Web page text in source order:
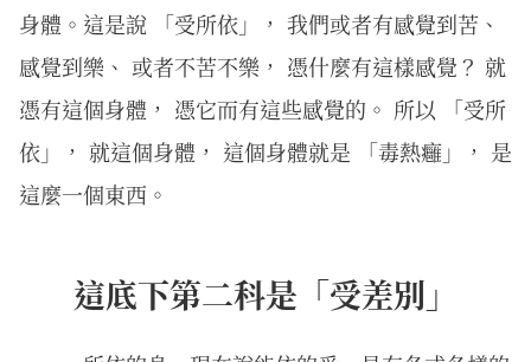
身體。這是說 「受所依」， 我們或者有感覺到苦、
感覺到樂、 或者不苦不樂， 憑什麼有這樣感覺？ 就
憑有這個身體， 憑它而有這些感覺的。 所以 「受所
依」， 就這個身體， 這個身體就是 「毒熱癰」， 是
這麼一個東西。
這底下第二科是「受差別」